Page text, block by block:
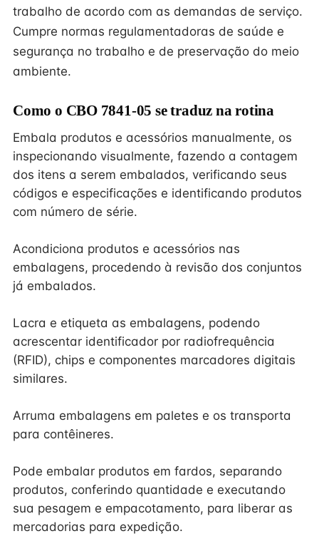
trabalho de acordo com as demandas de serviço.
Cumpre normas regulamentadoras de saúde e
segurança no trabalho e de preservação do meio
ambiente.
Como o CBO 7841-05 se traduz na rotina
Embala produtos e acessórios manualmente, os
inspecionando visualmente, fazendo a contagem
dos itens a serem embalados, verificando seus
códigos e especificações e identificando produtos
com número de série.
Acondiciona produtos e acessórios nas
embalagens, procedendo à revisão dos conjuntos
já embalados.
Lacra e etiqueta as embalagens, podendo
acrescentar identificador por radiofrequência
(RFID), chips e componentes marcadores digitais
similares.
Arruma embalagens em paletes e os transporta
para contêineres.
Pode embalar produtos em fardos, separando
produtos, conferindo quantidade e executando
sua pesagem e empacotamento, para liberar as
mercadorias para expedição.